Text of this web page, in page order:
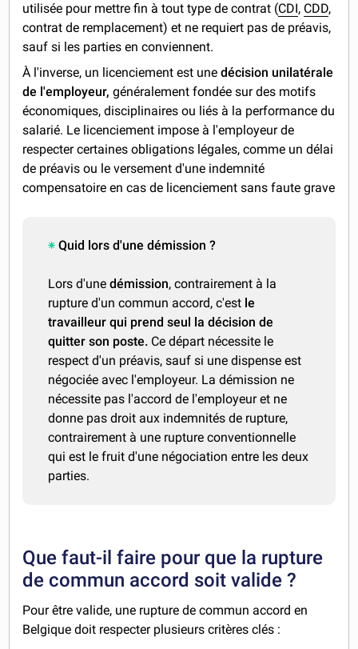
utilisée pour mettre fin à tout type de contrat (CDI, CDD,
contrat de remplacement) et ne requiert pas de préavis,
sauf si les parties en conviennent.
À l'inverse, un licenciement est unedécision unilatérale
de l'employeur, généralement fondée sur des motifs
économiques, disciplinaires ou liés à la performance du
salarié. Le licenciement impose à l'employeur de
respecter certaines obligations légales, comme un délai
de préavis ou le versement d'une indemnité
compensatoire en cas de licenciement sans faute grave
Quid lors d'une démission ?
Lors d'unedémission, contrairement à la
rupture d'un commun accord, c'est le
travailleur qui prend seul la décision de
quitter son poste. Ce départ nécessite le
respect d'un préavis, sauf si une dispense est
négociée avec l'employeur. La démission ne
nécessite pas l'accord de l'employeur et ne
donne pas droit aux indemnités de rupture,
contrairement à une rupture conventionnelle
qui est le fruit d'une négociation entre les deux
parties.
Que faut-il faire pour que la rupture
de commun accord soit valide ?
Pour être valide, une rupture de commun accord en
Belgique doit respecter plusieurs critères clés :